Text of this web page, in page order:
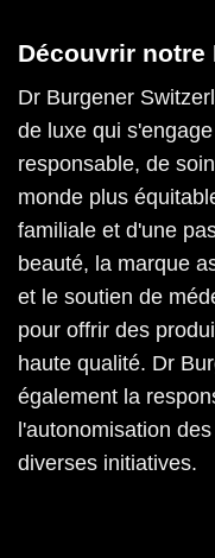
Découvrir notre
Dr Burgener
de luxe qui
responsable, de
monde plus
familiale et d'une
beauté, la marque
et le soutien de
pour offrir des
haute qualité. Dr
également la
l'autonomisation
diverses initiatives.